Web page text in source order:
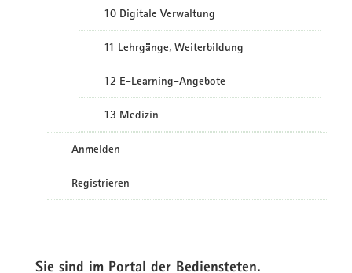
10 Digitale Verwaltung
11 Lehrgänge, Weiterbildung
12 E-Learning-Angebote
13 Medizin
Anmelden
Registrieren
Sie sind im Portal der Bediensteten.